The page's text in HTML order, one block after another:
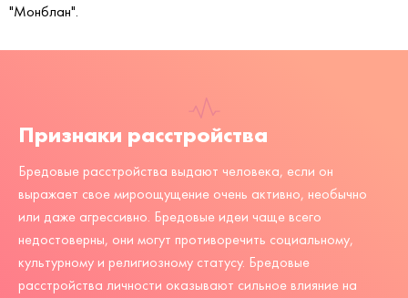
"Монблан".
Признаки расстройства
Бредовые расстройства выдают человека, если он
выражает свое мироощущение очень активно, необычно
или даже агрессивно. Бредовые идеи чаще всего
недостоверны, они могут противоречить социальному,
культурному и религиозному статусу. Бредовые
расстройства личности оказывают сильное влияние на